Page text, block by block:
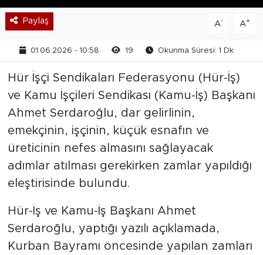
Paylaş A- A+
01.06.2026 - 10:58 19 Okunma Süresi: 1 Dk
Hür İşçi Sendikaları Federasyonu (Hür-İş)
ve Kamu İşçileri Sendikası (Kamu-İş) Başkanı
Ahmet Serdaroğlu, dar gelirlinin,
emekçinin, işçinin, küçük esnafın ve
üreticinin nefes almasını sağlayacak
adımlar atılması gerekirken zamlar yapıldığı
eleştirisinde bulundu.
Hür-İş ve Kamu-İş Başkanı Ahmet
Serdaroğlu, yaptığı yazılı açıklamada,
Kurban Bayramı öncesinde yapılan zamları